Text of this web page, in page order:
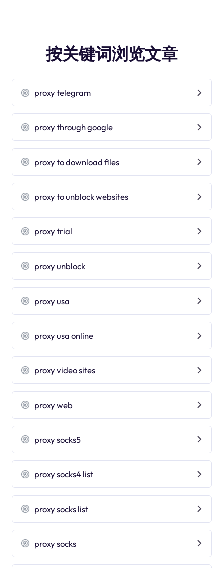
按关键词浏览文章
proxy telegram
proxy through google
proxy to download files
proxy to unblock websites
proxy trial
proxy unblock
proxy usa
proxy usa online
proxy video sites
proxy web
proxy socks5
proxy socks4 list
proxy socks list
proxy socks